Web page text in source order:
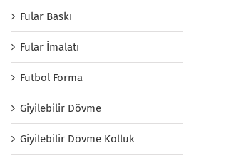
Fular Baskı
Fular İmalatı
Futbol Forma
Giyilebilir Dövme
Giyilebilir Dövme Kolluk